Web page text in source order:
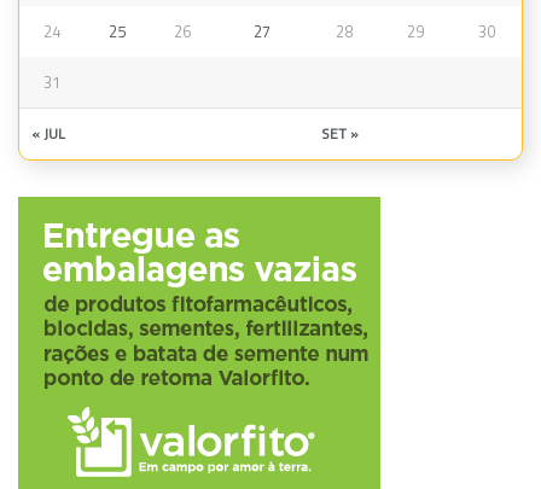
24 25 26 27 28 29 30
31
« JUL SET »